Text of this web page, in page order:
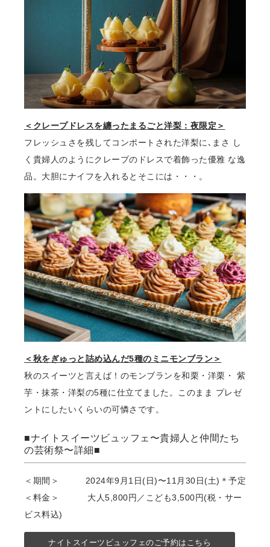
＜クレープドレスを纏ったまるごと洋梨：夜限定＞
フレッシュさを残してコンポートされた洋梨に､まさ し
く貴婦⼈のようにクレープのドレスで着飾った優雅 な逸
品。⼤胆にナイフを⼊れるとそこには・・・。
＜秋をぎゅっと詰め込んだ5種のミニモンブラン＞
秋のスイーツと⾔えば！のモンブランを和栗・洋栗・ 紫
芋・抹茶・洋梨の5種に仕⽴てました。このまま プレゼ
ントにしたいくらいの可憐さです。
■ナイトスイーツビュッフェ〜貴婦⼈と仲間たち
の芸術祭〜詳細■
＜期間＞ 2024年9⽉1⽇(⽇)〜11⽉30⽇(土)＊予定
＜料金＞ ⼤⼈5,800円／こども3,500円(税・サー
ビス料込)
ナイトスイーツビュッフェのご予約はこちら